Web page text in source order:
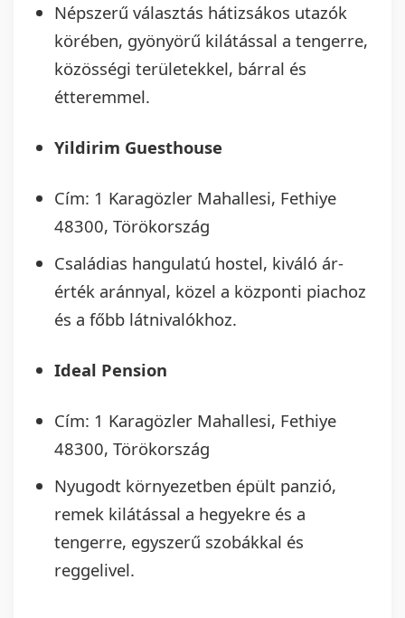
Népszerű választás hátizsákos utazók
körében, gyönyörű kilátással a tengerre,
közösségi területekkel, bárral és
étteremmel.
Yildirim Guesthouse
Cím: 1 Karagözler Mahallesi, Fethiye
48300, Törökország
Családias hangulatú hostel, kiváló ár-
érték aránnyal, közel a központi piachoz
és a főbb látnivalókhoz.
Ideal Pension
Cím: 1 Karagözler Mahallesi, Fethiye
48300, Törökország
Nyugodt környezetben épült panzió,
remek kilátással a hegyekre és a
tengerre, egyszerű szobákkal és
reggelivel.